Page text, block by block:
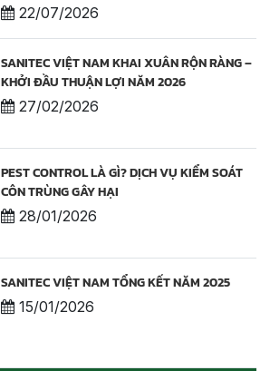
22/07/2026
SANITEC VIỆT NAM KHAI XUÂN RỘN RÀNG –
KHỞI ĐẦU THUẬN LỢI NĂM 2026
27/02/2026
PEST CONTROL LÀ GÌ? DỊCH VỤ KIỂM SOÁT
CÔN TRÙNG GÂY HẠI
28/01/2026
SANITEC VIỆT NAM TỔNG KẾT NĂM 2025
15/01/2026